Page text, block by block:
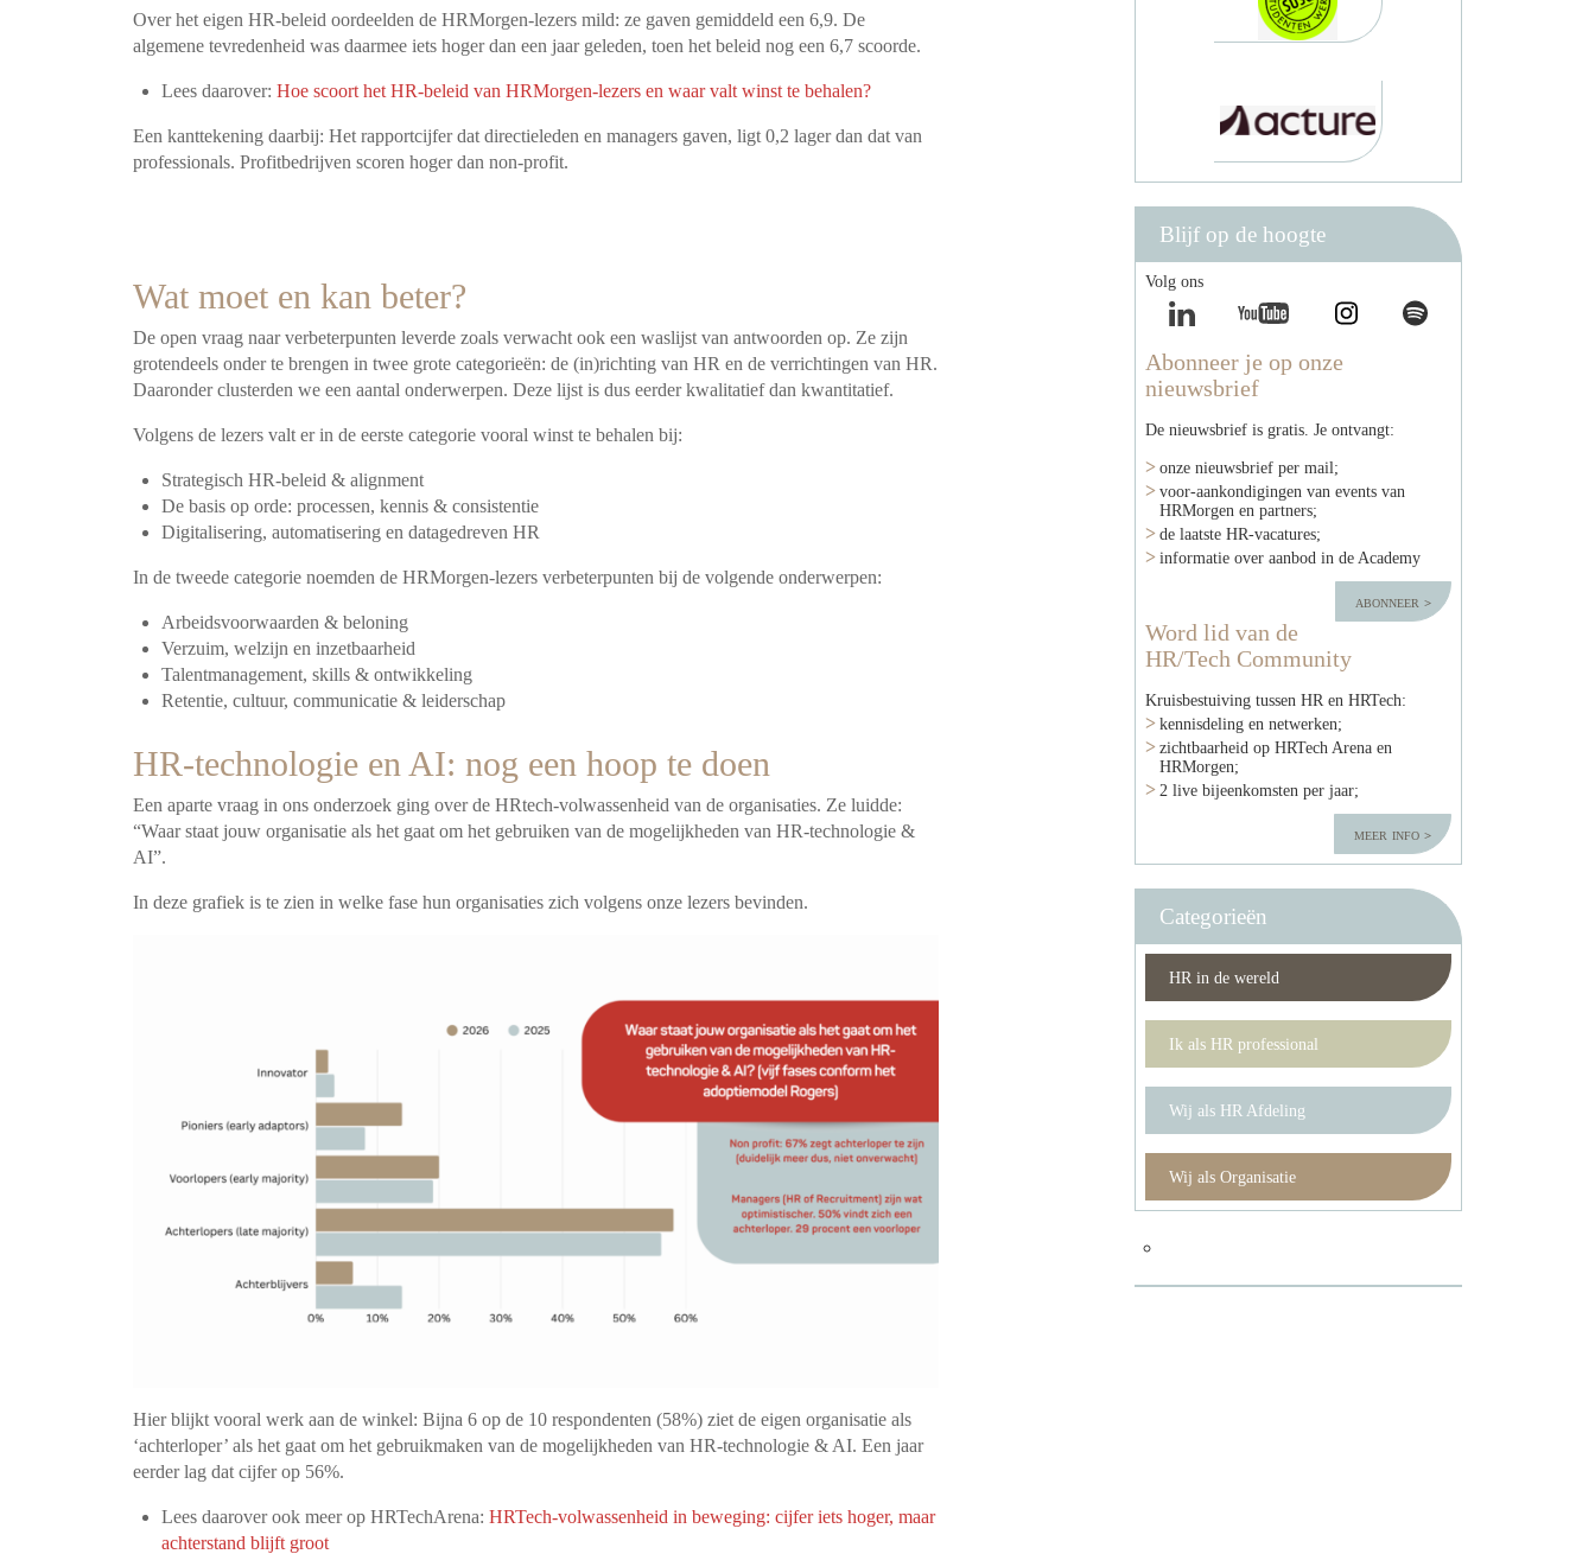
Over het eigen HR-beleid oordeelden de HRMorgen-lezers mild: ze gaven gemiddeld een 6,9. De
algemene tevredenheid was daarmee iets hoger dan een jaar geleden, toen het beleid nog een 6,7 scoorde.
Lees daarover: Hoe scoort het HR-beleid van HRMorgen-lezers en waar valt winst te behalen?
Een kanttekening daarbij: Het rapportcijfer dat directieleden en managers gaven, ligt 0,2 lager dan dat van
professionals. Profitbedrijven scoren hoger dan non-profit.
Wat moet en kan beter?
De open vraag naar verbeterpunten leverde zoals verwacht ook een waslijst van antwoorden op. Ze zijn
grotendeels onder te brengen in twee grote categorieën: de (in)richting van HR en de verrichtingen van HR.
Daaronder clusterden we een aantal onderwerpen. Deze lijst is dus eerder kwalitatief dan kwantitatief.
Volgens de lezers valt er in de eerste categorie vooral winst te behalen bij:
Strategisch HR-beleid & alignment
De basis op orde: processen, kennis & consistentie
Digitalisering, automatisering en datagedreven HR
In de tweede categorie noemden de HRMorgen-lezers verbeterpunten bij de volgende onderwerpen:
Arbeidsvoorwaarden & beloning
Verzuim, welzijn en inzetbaarheid
Talentmanagement, skills & ontwikkeling
Retentie, cultuur, communicatie & leiderschap
HR-technologie en AI: nog een hoop te doen
Een aparte vraag in ons onderzoek ging over de HRtech-volwassenheid van de organisaties. Ze luidde:
“Waar staat jouw organisatie als het gaat om het gebruiken van de mogelijkheden van HR-technologie &
AI”.
In deze grafiek is te zien in welke fase hun organisaties zich volgens onze lezers bevinden.
Hier blijkt vooral werk aan de winkel: Bijna 6 op de 10 respondenten (58%) ziet de eigen organisatie als
‘achterloper’ als het gaat om het gebruikmaken van de mogelijkheden van HR-technologie & AI. Een jaar
eerder lag dat cijfer op 56%.
Lees daarover ook meer op HRTechArena: HRTech-volwassenheid in beweging: cijfer iets hoger, maar
achterstand blijft groot
Blijf op de hoogte
Volg ons
Abonneer je op onze
nieuwsbrief
De nieuwsbrief is gratis. Je ontvangt:
onze nieuwsbrief per mail;
voor-aankondigingen van events van
HRMorgen en partners;
de laatste HR-vacatures;
informatie over aanbod in de Academy
abonneer
Word lid van de
HR/Tech Community
Kruisbestuiving tussen HR en HRTech:
kennisdeling en netwerken;
zichtbaarheid op HRTech Arena en
HRMorgen;
2 live bijeenkomsten per jaar;
meer info
Categorieën
HR in de wereld
Ik als HR professional
Wij als HR Afdeling
Wij als Organisatie